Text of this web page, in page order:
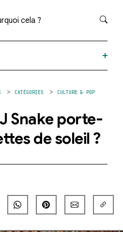
cela ?
CATÉGORIES CULTURE & POP
Snake porte-
de soleil ?